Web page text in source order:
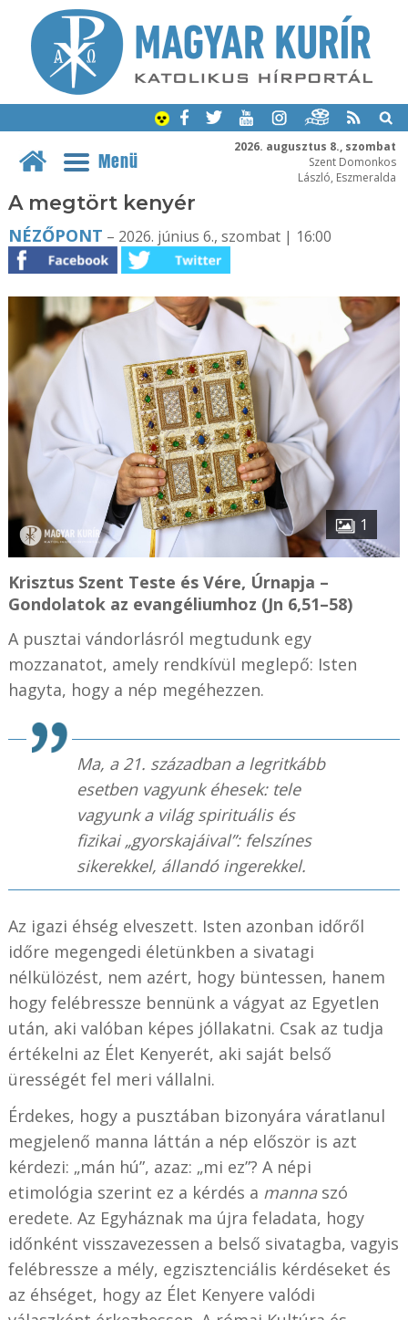
2026. augusztus 8., szombat
Szent Domonkos
László, Eszmeralda
Menü
A megtört kenyér
NÉZŐPONT – 2026. június 6., szombat | 16:00
1
Krisztus Szent Teste és Vére, Úrnapja –
Gondolatok az evangéliumhoz (Jn 6,51–58)
A pusztai vándorlásról megtudunk egy
mozzanatot, amely rendkívül meglepő: Isten
hagyta, hogy a nép megéhezzen.
Ma, a 21. században a legritkább
esetben vagyunk éhesek: tele
vagyunk a világ spirituális és
fizikai „gyorskajáival”: felszínes
sikerekkel, állandó ingerekkel.
Az igazi éhség elveszett. Isten azonban időről
időre megengedi életünkben a sivatagi
nélkülözést, nem azért, hogy büntessen, hanem
hogy felébressze bennünk a vágyat az Egyetlen
után, aki valóban képes jóllakatni. Csak az tudja
értékelni az Élet Kenyerét, aki saját belső
ürességét fel meri vállalni.
Érdekes, hogy a pusztában bizonyára váratlanul
megjelenő manna láttán a nép először is azt
kérdezi: „mán hú”, azaz: „mi ez”? A népi
etimológia szerint ez a kérdés a mannaszó
eredete. Az Egyháznak ma újra feladata, hogy
időnként visszavezessen a belső sivatagba, vagyis
felébressze a mély, egzisztenciális kérdéseket és
az éhséget, hogy az Élet Kenyere valódi